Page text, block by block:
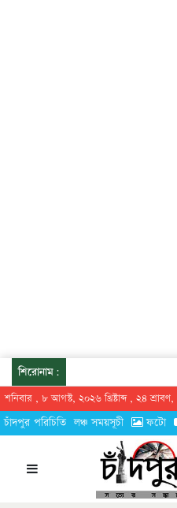
শিরোনাম:
শনিবার , ৮ আগস্ট, ২০২৬ খ্রিষ্টাব্দ , ২৪ শ্রাবণ,
চাঁদপুর পরিচিতি লঞ্চ সময়সূচী ফটো